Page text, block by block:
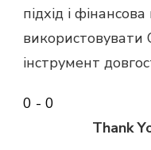
підхід і
інструмент
0 - 0
Thank